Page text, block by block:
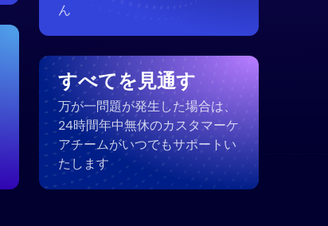
ん
すべてを見通す
万が一問題が発生した場合は、
24時間年中無休のカスタマーケ
アチームがいつでもサポートい
たします